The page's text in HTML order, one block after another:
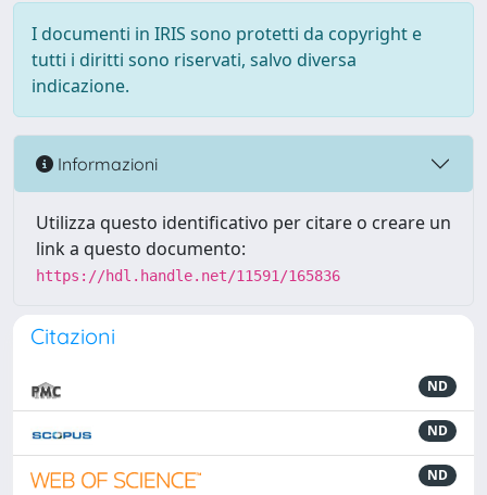
I documenti in IRIS sono protetti da copyright e
tutti i diritti sono riservati, salvo diversa
indicazione.
Informazioni
Utilizza questo identificativo per citare o creare un
link a questo documento:
https://hdl.handle.net/11591/165836
Citazioni
ND
ND
ND